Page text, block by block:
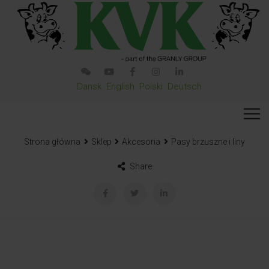
Dansk English Polski Deutsch
Strona główna Sklep Akcesoria Pasy brzuszne i liny
Share